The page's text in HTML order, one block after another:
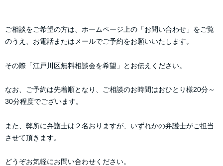
ご相談をご希望の方は、ホームページ上の「お問い合わせ」をご覧
のうえ、お電話またはメールでご予約をお願いいたします。
その際「江戸川区無料相談会を希望」とお伝えください。
なお、ご予約は先着順となり、ご相談のお時間はおひとり様20分～
30分程度でございます。
また、弊所に弁護士は２名おりますが、いずれかの弁護士がご担当
させて頂きます。
どうぞお気軽にお問い合わせください。